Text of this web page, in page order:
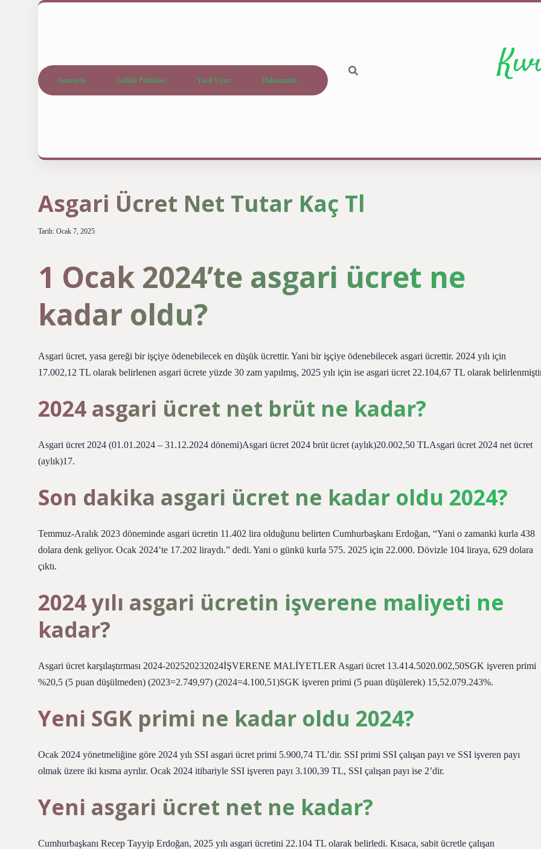
Anasayfa Gizlilik Politikası Yasal Uyarı Hakkımızda
Asgari Ücret Net Tutar Kaç Tl
Tarih: Ocak 7, 2025
1 Ocak 2024’te asgari ücret ne
kadar oldu?
Asgari ücret, yasa gereği bir işçiye ödenebilecek en düşük ücrettir. Yani bir işçiye ödenebilecek asgari ücrettir. 2024 yılı için
17.002,12 TL olarak belirlenen asgari ücrete yüzde 30 zam yapılmış, 2025 yılı için ise asgari ücret 22.104,67 TL olarak
2024 asgari ücret net brüt ne kadar?
Asgari ücret 2024 (01.01.2024 – 31.12.2024 dönemi)Asgari ücret 2024 brüt ücret (aylık)20.002,50 TLAsgari ücret 2024 net ücret
(aylık)17.
Son dakika asgari ücret ne kadar oldu 2024?
Temmuz-Aralık 2023 döneminde asgari ücretin 11.402 lira olduğunu belirten Cumhurbaşkanı Erdoğan, “Yani o zamanki kurla 438
dolara denk geliyor. Ocak 2024’te 17.202 liraydı.” dedi. Yani o günkü kurla 575. 2025 için 22.000. Dövizle 104 liraya, 629 dolara
çıktı.
2024 yılı asgari ücretin işverene maliyeti ne
kadar?
Asgari ücret karşılaştırması 2024-202520232024İŞVERENE MALİYETLER Asgari ücret 13.414.5020.002,50SGK işveren primi
%20,5 (5 puan düşülmeden) (2023=2.749,97) (2024=4.100,51)SGK işveren primi (5 puan düşülerek) 15,52.079.243%.
Yeni SGK primi ne kadar oldu 2024?
Ocak 2024 yönetmeliğine göre 2024 yılı SSI asgari ücret primi 5.900,74 TL’dir. SSI primi SSI çalışan payı ve SSI işveren payı
olmak üzere iki kısma ayrılır. Ocak 2024 itibariyle SSI işveren payı 3.100,39 TL, SSI çalışan payı ise 2’dir.
Yeni asgari ücret net ne kadar?
Cumhurbaşkanı Recep Tayyip Erdoğan, 2025 yılı asgari ücretini 22.104 TL olarak belirledi. Kısaca, sabit ücretle çalışan